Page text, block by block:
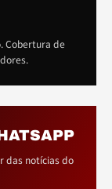
Cobertura de
das notícias do